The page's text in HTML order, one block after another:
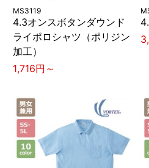
MS3119
4.3オンスボタンダウンド
ライポロシャツ（ポリジン
加工）
1,716円～